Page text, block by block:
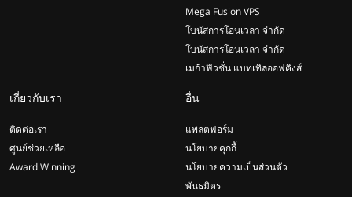
Mega Fusion VPS
โบนัสการโอนเวลา จำกัด
โบนัสการโอนเวลา จำกัด
เมก้าฟิวชั่น แบทเทิลออฟคิงส์
เกี่ยวกับเรา
ติดต่อเรา
ศูนย์ช่วยเหลือ
Award Winning
อื่น
แพลตฟอร์ม
นโยบายคุกกี้
นโยบายความเป็นส่วนตัว
พันธมิตร